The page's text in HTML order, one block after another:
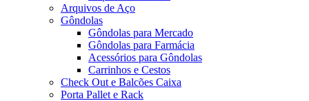
Arquivos de Aço
Gôndolas
Gôndolas para Mercado
Gôndolas para Farmácia
Acessórios para Gôndolas
Carrinhos e Cestos
Check Out e Balcões Caixa
Porta Pallet e Rack